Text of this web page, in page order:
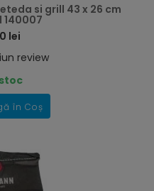
si grill 43 x 26 cm
140007
lei
review
în Coș